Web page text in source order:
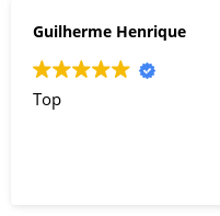
Guilherme Henrique
Top